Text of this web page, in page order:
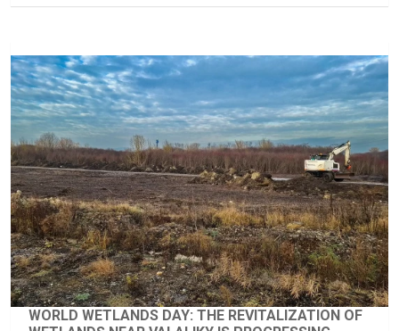
WORLD WETLANDS DAY: THE REVITALIZATION OF